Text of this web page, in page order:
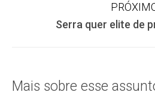
Serra quer elite de
Mais sobre esse